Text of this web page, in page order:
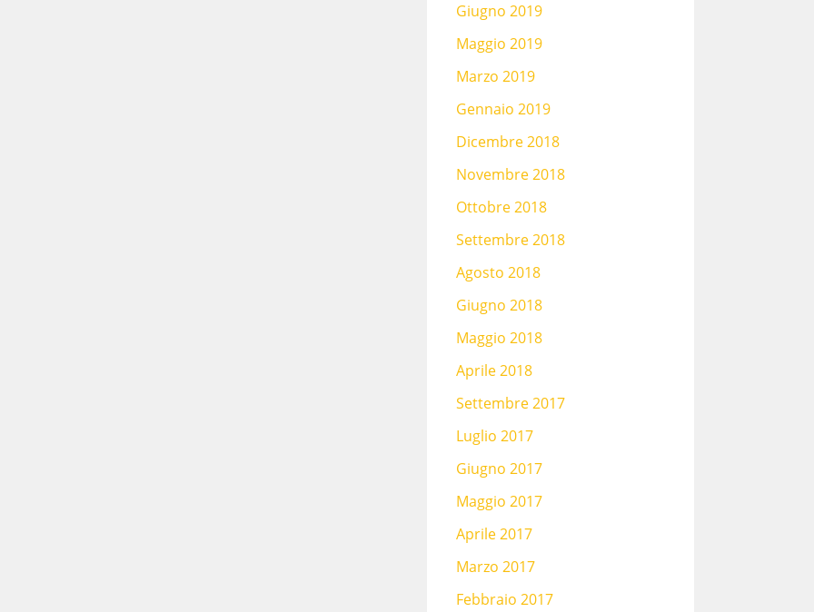
Giugno 2019
Maggio 2019
Marzo 2019
Gennaio 2019
Dicembre 2018
Novembre 2018
Ottobre 2018
Settembre 2018
Agosto 2018
Giugno 2018
Maggio 2018
Aprile 2018
Settembre 2017
Luglio 2017
Giugno 2017
Maggio 2017
Aprile 2017
Marzo 2017
Febbraio 2017